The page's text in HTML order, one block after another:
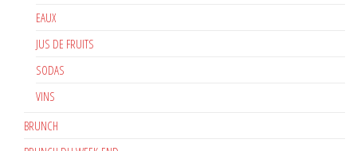
EAUX
JUS DE FRUITS
SODAS
VINS
BRUNCH